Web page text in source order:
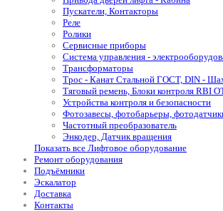
Пускатели, Контакторы
Реле
Ролики
Сервисные приборы
Система управления -
Трансформаторы
Трос - Канат Стальной ГОСТ, DIN -
Тяговый ремень, Блоки контроля RBI
Устройства контроля и безопасности
Фотозавесы, фотобарьеры,
Частотный преобразователь
Энкодер, Датчик вращения
Показать все Лифтовое оборудование
Ремонт оборудования
Подъёмники
Эскалатор
Доставка
Контакты